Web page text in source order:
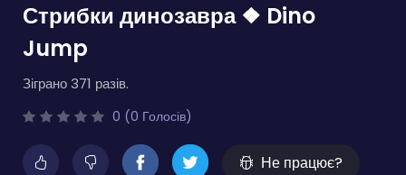
Стрибки динозавра ❖ Dino
Jump
Зіграно 371 разів.
0 (0 Голосів)
Не працює?